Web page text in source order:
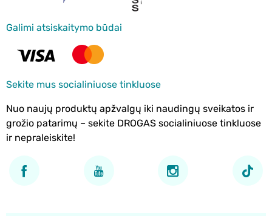
Galimi atsiskaitymo būdai
Sekite mus socialiniuose tinkluose
Nuo naujų produktų apžvalgų iki naudingų sveikatos ir
grožio patarimų – sekite DROGAS socialiniuose tinkluose
ir nepraleiskite!